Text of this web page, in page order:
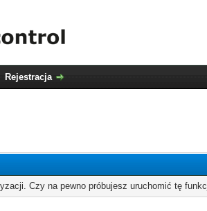
Rejestracja
Czy na pewno próbujesz uruchomić tę